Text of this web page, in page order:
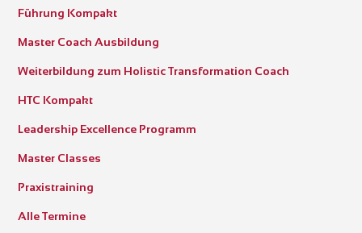
Führung Kompakt
Master Coach Ausbildung
Weiterbildung zum Holistic Transformation Coach
HTC Kompakt
Leadership Excellence Programm
Master Classes
Praxistraining
Alle Termine